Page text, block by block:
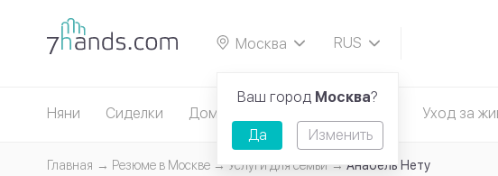
Москва
RUS
Няни Сиделки Домработницы Уход за
Главная Резюме в Москве Услуги для семьи Анабель Нету
Ваш город Москва?
Да Изменить